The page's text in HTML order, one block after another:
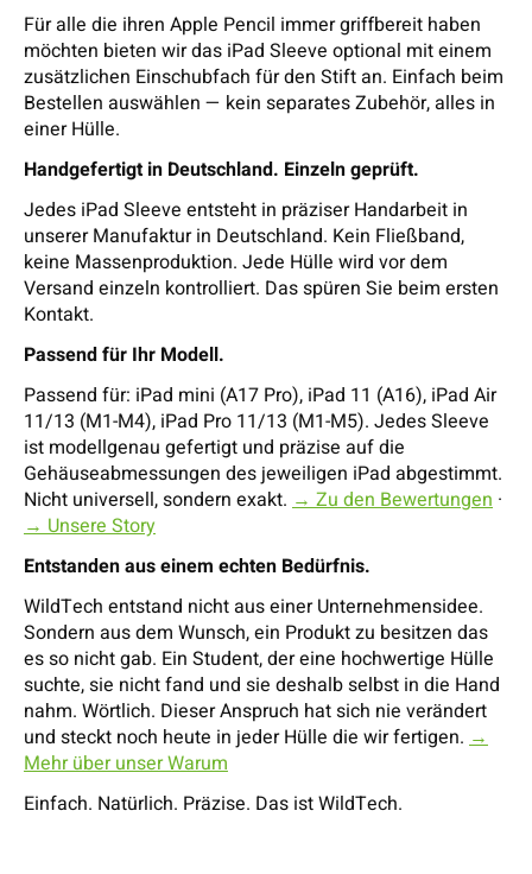
Für alle die ihren Apple Pencil immer griffbereit haben
möchten bieten wir das iPad Sleeve optional mit einem
zusätzlichen Einschubfach für den Stift an. Einfach beim
Bestellen auswählen — kein separates Zubehör, alles in
einer Hülle.
Handgefertigt in Deutschland. Einzeln geprüft.
Jedes iPad Sleeve entsteht in präziser Handarbeit in
unserer Manufaktur in Deutschland. Kein Fließband,
keine Massenproduktion. Jede Hülle wird vor dem
Versand einzeln kontrolliert. Das spüren Sie beim ersten
Kontakt.
Passend für Ihr Modell.
Passend für: iPad mini (A17 Pro), iPad 11 (A16), iPad Air
11/13 (M1-M4), iPad Pro 11/13 (M1-M5). Jedes Sleeve
ist modellgenau gefertigt und präzise auf die
Gehäuseabmessungen des jeweiligen iPad abgestimmt.
Nicht universell, sondern exakt. → Zu den Bewertungen ·
→ Unsere Story
Entstanden aus einem echten Bedürfnis.
WildTech entstand nicht aus einer Unternehmensidee.
Sondern aus dem Wunsch, ein Produkt zu besitzen das
es so nicht gab. Ein Student, der eine hochwertige Hülle
suchte, sie nicht fand und sie deshalb selbst in die Hand
nahm. Wörtlich. Dieser Anspruch hat sich nie verändert
und steckt noch heute in jeder Hülle die wir fertigen. →
Mehr über unser Warum
Einfach. Natürlich. Präzise. Das ist WildTech.